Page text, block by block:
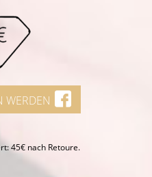
WERDEN
45€ nach Retoure.